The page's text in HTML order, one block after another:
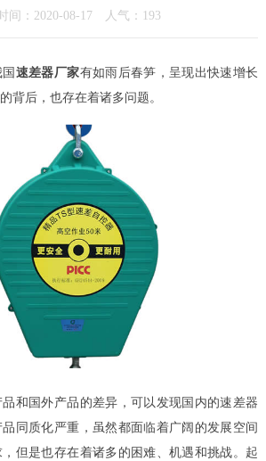
间：2020-08-17 人气： 193
速差器厂家有如雨后春笋，呈现出快速增长
背后，也存在着诸多问题。
国外产品的差异，可以发现国内的速差器
同质化严重，虽然都面临着广阔的发展空间
但是也存在着诸多的困难、机遇和挑战。起